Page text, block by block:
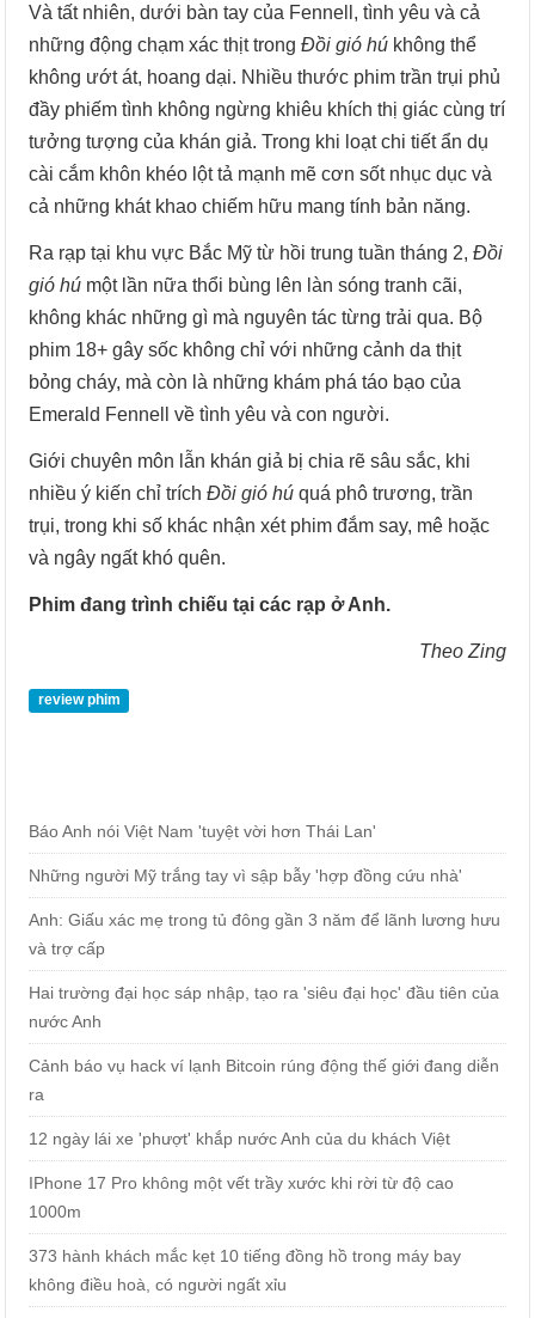
Và tất nhiên, dưới bàn tay của Fennell, tình yêu và cả
những động chạm xác thịt trongĐồi gió hú không thể
không ướt át, hoang dại. Nhiều thước phim trần trụi phủ
đầy phiếm tình không ngừng khiêu khích thị giác cùng trí
tưởng tượng của khán giả. Trong khi loạt chi tiết ẩn dụ
cài cắm khôn khéo lột tả mạnh mẽ cơn sốt nhục dục và
cả những khát khao chiếm hữu mang tính bản năng.
Ra rạp tại khu vực Bắc Mỹ từ hồi trung tuần tháng 2,Đồi
gió hú một lần nữa thổi bùng lên làn sóng tranh cãi,
không khác những gì mà nguyên tác từng trải qua. Bộ
phim 18+ gây sốc không chỉ với những cảnh da thịt
bỏng cháy, mà còn là những khám phá táo bạo của
Emerald Fennell về tình yêu và con người.
Giới chuyên môn lẫn khán giả bị chia rẽ sâu sắc, khi
nhiều ý kiến chỉ tríchĐồi gió hú quá phô trương, trần
trụi, trong khi số khác nhận xét phim đắm say, mê hoặc
và ngây ngất khó quên.
Phim đang trình chiếu tại các rạp ở Anh.
Theo Zing
review phim
Báo Anh nói Việt Nam 'tuyệt vời hơn Thái Lan'
Những người Mỹ trắng tay vì sập bẫy 'hợp đồng cứu nhà'
Anh: Giấu xác mẹ trong tủ đông gần 3 năm để lãnh lương hưu
và trợ cấp
Hai trường đại học sáp nhập, tạo ra 'siêu đại học' đầu tiên của
nước Anh
Cảnh báo vụ hack ví lạnh Bitcoin rúng động thế giới đang diễn
ra
12 ngày lái xe 'phượt' khắp nước Anh của du khách Việt
IPhone 17 Pro không một vết trầy xước khi rời từ độ cao
1000m
373 hành khách mắc kẹt 10 tiếng đồng hồ trong máy bay
không điều hoà, có người ngất xỉu